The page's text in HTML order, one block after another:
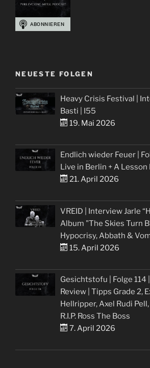
NEUESTE FOLGEN
Heavy Crisis Festival |
Basti | I55
19. Mai 2026
Endlich wieder Feuer |
Live in Berlin + A Lesson
21. April 2026
VREID | Interview Jarle
Album "The Skies Turn
Hypocrisy, Abbath &
15. April 2026
Gesichtstofu | Folge 114
Review | Tipps Grade 2,
Hellripper, Axel Rudi Pell,
R.I.P. Ross The Boss
7. April 2026